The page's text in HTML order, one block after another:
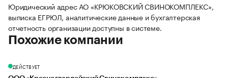
Юридический адрес АО «КРЮКОВСКИЙ СВИНОКОМПЛЕКС»,
выписка ЕГРЮЛ, аналитические данные и бухгалтерская
отчетность организации доступны в системе.
Похожие компании
ДЕЙСТВУЕТ